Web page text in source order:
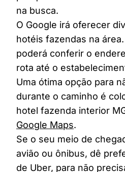
na busca.
O Google irá oferecer
hotéis fazendas na
poderá conferir o
rota até o
Uma ótima opção para
durante o caminho é
hotel fazenda interior
Google Maps.
Se o seu meio de
avião ou ônibus, dê
de Uber, para não